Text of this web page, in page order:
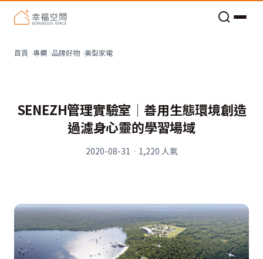
首頁 專欄 品牌好物 美型家電
SENEZH管理實驗室│善用生態環境創造
過濾身心靈的學習場域
2020-08-31 · 1,220 人氣